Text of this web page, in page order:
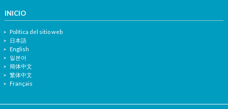
INICIO
Política del sitio web
日本語
English
일본어
簡体中文
繁体中文
Français